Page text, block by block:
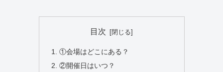
目次
①会場はどこにある？
②開催日はいつ？